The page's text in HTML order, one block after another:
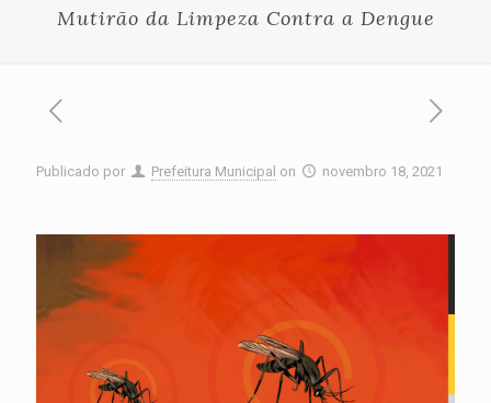
Mutirão da Limpeza Contra a Dengue
Publicado por Prefeitura Municipal on novembro 18, 2021